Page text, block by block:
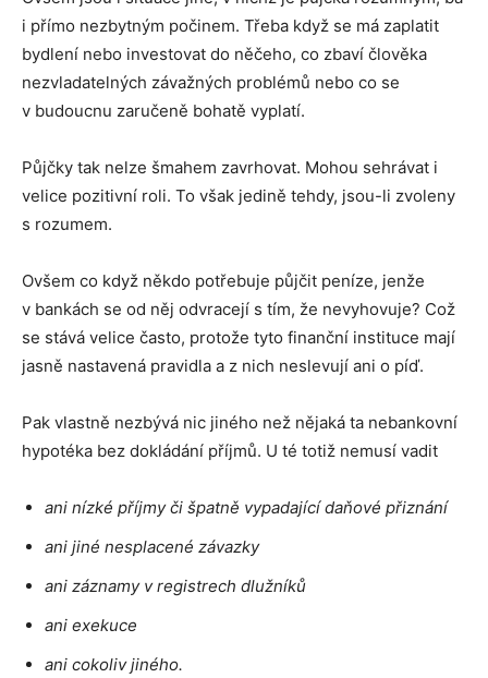
i přímo nezbytným počinem. Třeba když se má zaplatit
bydlení nebo investovat do něčeho, co zbaví člověka
nezvladatelných závažných problémů nebo co se
v budoucnu zaručeně bohatě vyplatí.
Půjčky tak nelze šmahem zavrhovat. Mohou sehrávat i
velice pozitivní roli. To však jedině tehdy, jsou-li zvoleny
s rozumem.
Ovšem co když někdo potřebuje půjčit peníze, jenže
v bankách se od něj odvracejí s tím, že nevyhovuje? Což
se stává velice často, protože tyto finanční instituce mají
jasně nastavená pravidla a z nich neslevují ani o píď.
Pak vlastně nezbývá nic jiného než nějaká ta nebankovní
hypotéka bez dokládání příjmů. U té totiž nemusí vadit
ani nízké příjmy či špatně vypadající daňové přiznání
ani jiné nesplacené závazky
ani záznamy v registrech dlužníků
ani exekuce
ani cokoliv jiného.